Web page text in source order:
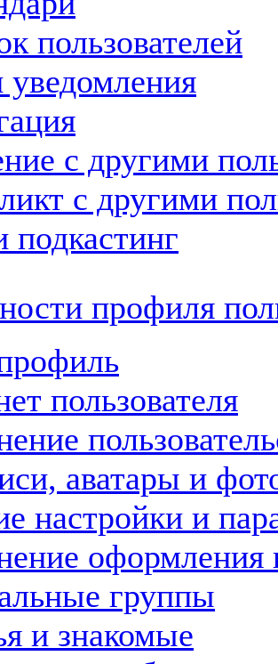
пользователей
с другими
с другими
подкастинг
профиля
пользователя
аватары и
настройки и
оформления
группы
и знакомые